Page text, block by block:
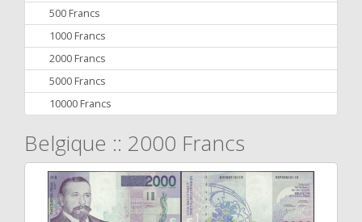
500 Francs
1000 Francs
2000 Francs
5000 Francs
10000 Francs
Belgique :: 2000 Francs